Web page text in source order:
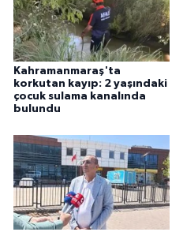
Kahramanmaraş'ta
korkutan kayıp: 2 yaşındaki
çocuk sulama kanalında
bulundu